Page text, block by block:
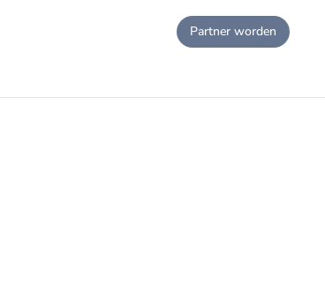
Partner worden